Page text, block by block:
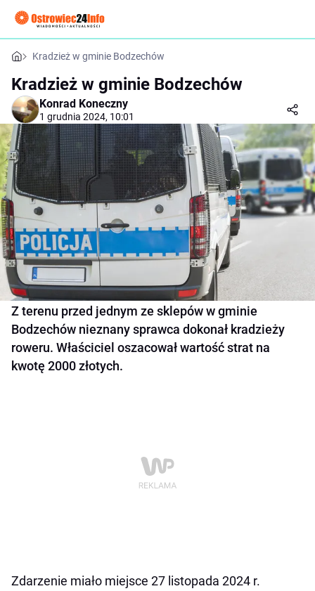
Kradzież w gminie Bodzechów
Kradzież w gminie Bodzechów
Konrad Koneczny
1 grudnia 2024, 10:01
Z terenu przed jednym ze sklepów w gminie
Bodzechów nieznany sprawca dokonał kradzieży
roweru. Właściciel oszacował wartość strat na
kwotę 2000 złotych.
Zdarzenie miało miejsce 27 listopada 2024 r.